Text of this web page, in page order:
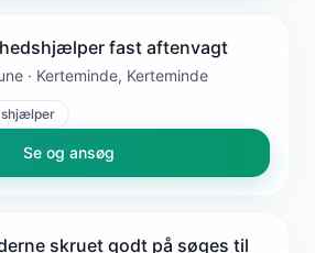
fast aftenvagt
· Kerteminde, Kerteminde
Se og ansøg
skruet godt på søges til